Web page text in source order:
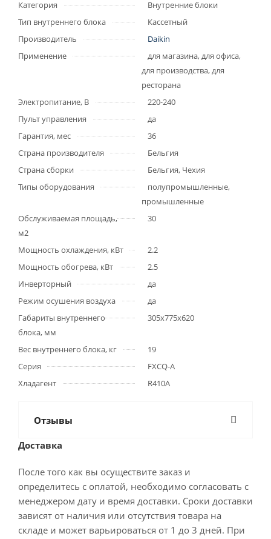
Категория
Внутренние блоки
Тип внутреннего блока
Кассетный
Производитель
Daikin
Применение
для магазина, для офиса,
для производства, для
ресторана
Электропитание, В
220-240
Пульт управления
да
Гарантия, мес
36
Страна производителя
Бельгия
Страна сборки
Бельгия, Чехия
Типы оборудования
полупромышленные,
промышленные
Обслуживаемая площадь,
м2
30
Мощность охлаждения, кВт
2.2
Мощность обогрева, кВт
2.5
Инверторный
да
Режим осушения воздуха
да
Габариты внутреннего
блока, мм
305x775x620
Вес внутреннего блока, кг
19
Серия
FXCQ-A
Хладагент
R410A
Отзывы
Доставка
После того как вы осуществите заказ и
определитесь с оплатой, необходимо согласовать с
менеджером дату и время доставки. Сроки доставки
зависят от наличия или отсутствия товара на
складе и может варьироваться от 1 до 3 дней. При